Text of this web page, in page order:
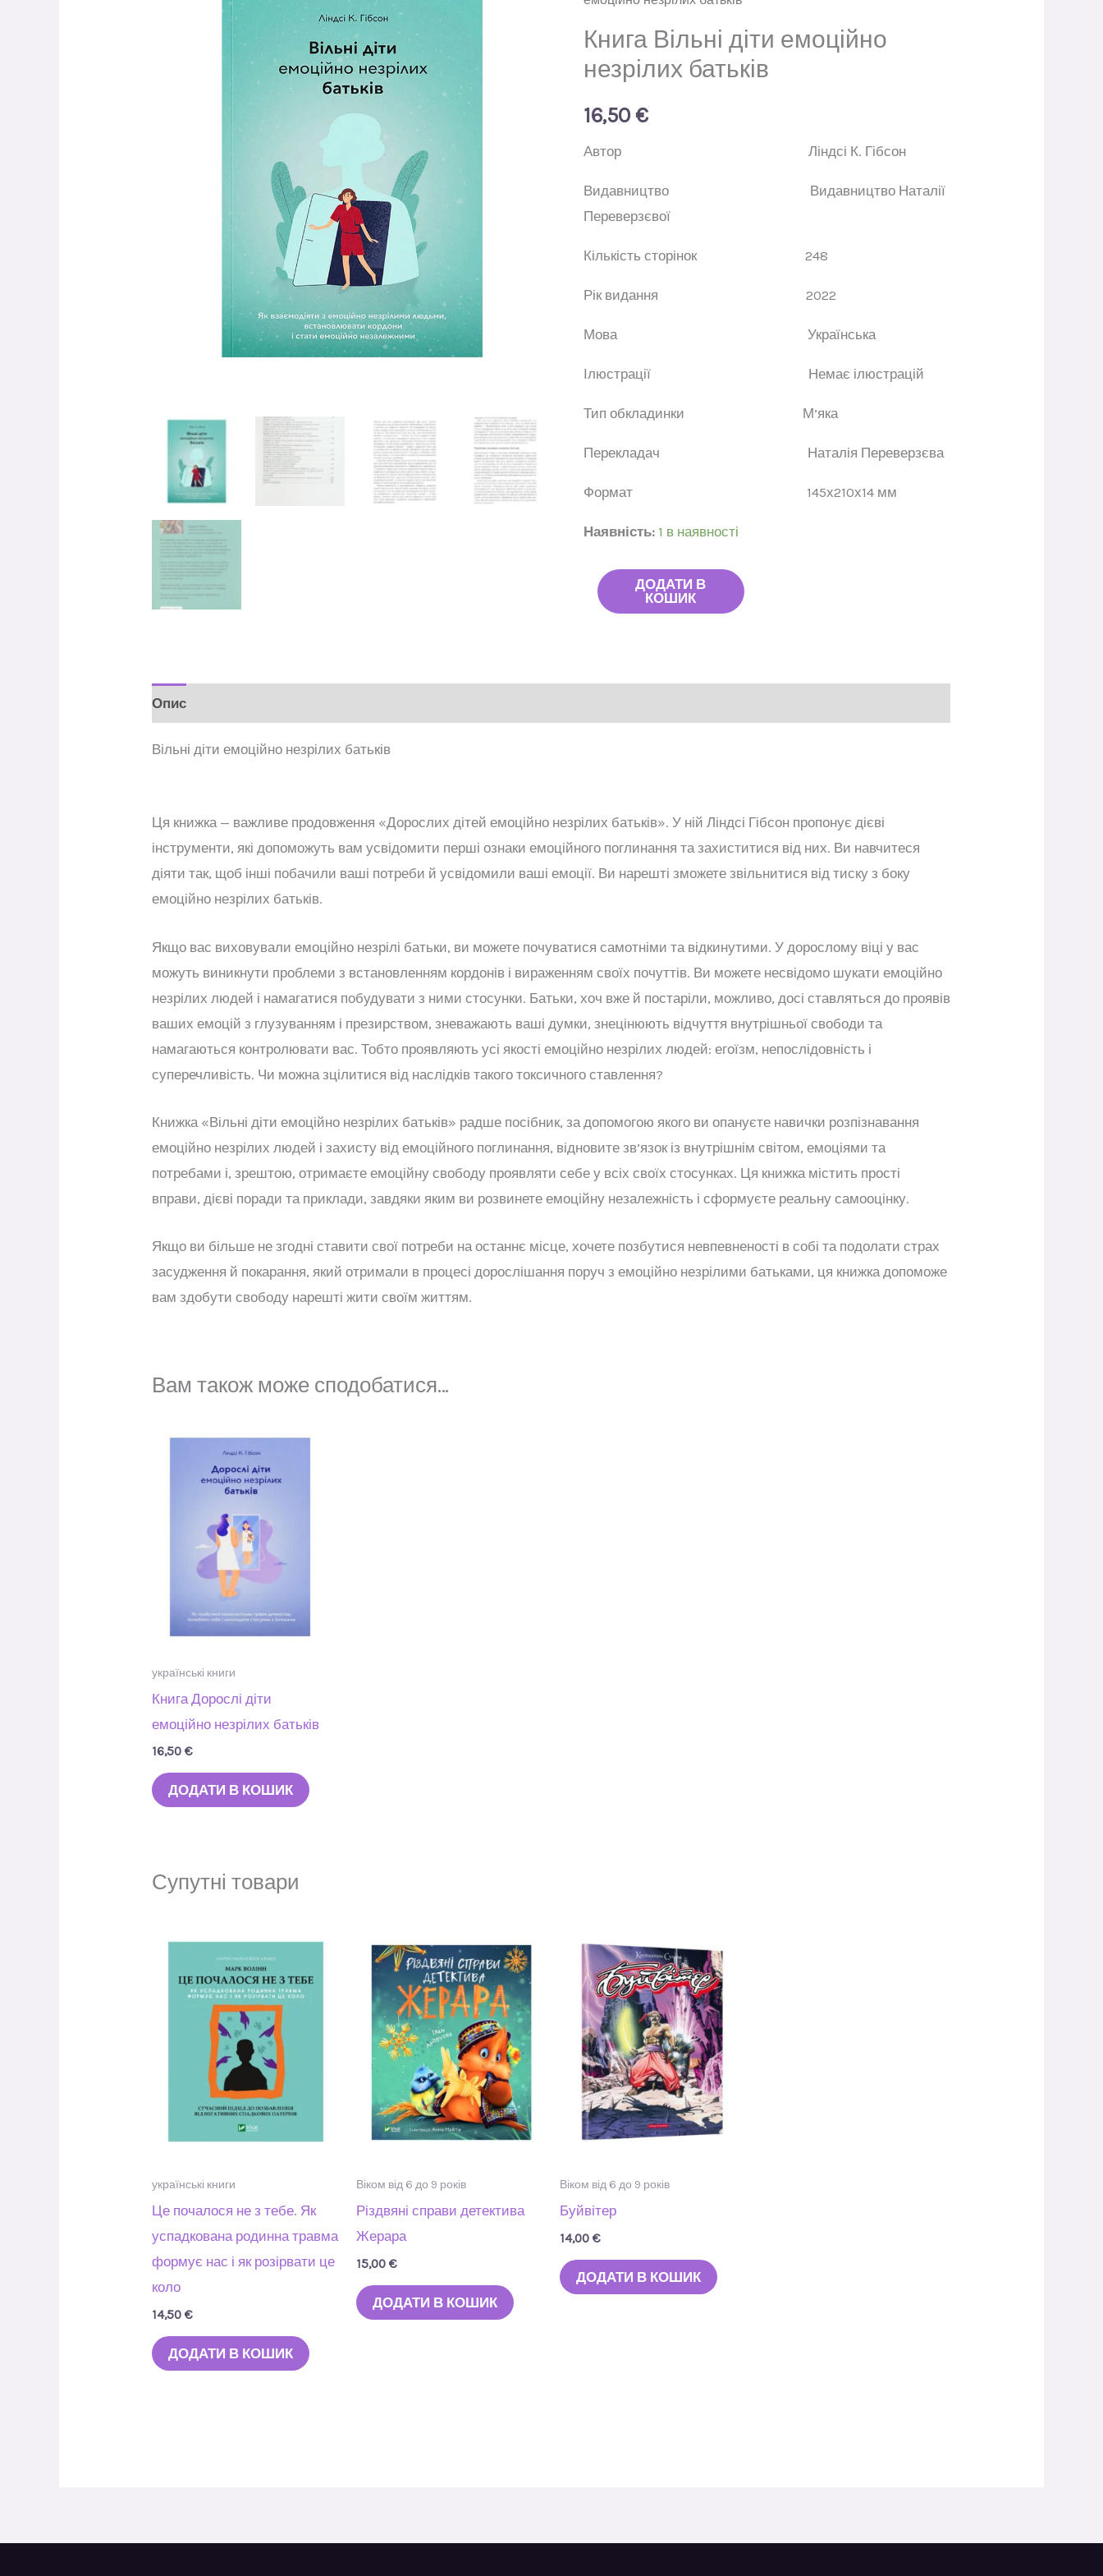
Книга Вільні діти емоційно
незрілих батьків
16,50 €
Автор Ліндсі К. Гібсон
Видавництво Видавництво Наталії
Переверзєвої
Кількість сторінок 248
Рік видання 2022
Мова Українська
Ілюстрації Немає ілюстрацій
Тип обкладинки М’яка
Перекладач Наталія Переверзєва
Формат 145х210х14 мм
Наявність: 1 в наявності
емоційно
батьків
кількість
ДОДАТИ В
КОШИК
Опис
Вільні діти емоційно незрілих батьків
Ця книжка — важливе продовження «Дорослих дітей емоційно незрілих батьків». У ній Ліндсі Гібсон пропонує дієві
інструменти, які допоможуть вам усвідомити перші ознаки емоційного поглинання та захиститися від них. Ви навчитеся
діяти так, щоб інші побачили ваші потреби й усвідомили ваші емоції. Ви нарешті зможете звільнитися від тиску з боку
емоційно незрілих батьків.
Якщо вас виховували емоційно незрілі батьки, ви можете почуватися самотніми та відкинутими. У дорослому віці у вас
можуть виникнути проблеми з встановленням кордонів і вираженням своїх почуттів. Ви можете несвідомо шукати емоційно
незрілих людей і намагатися побудувати з ними стосунки. Батьки, хоч вже й постаріли, можливо, досі ставляться до проявів
ваших емоцій з глузуванням і презирством, зневажають ваші думки, знецінюють відчуття внутрішньої свободи та
намагаються контролювати вас. Тобто проявляють усі якості емоційно незрілих людей: егоїзм, непослідовність і
суперечливість. Чи можна зцілитися від наслідків такого токсичного ставлення?
Книжка «Вільні діти емоційно незрілих батьків» радше посібник, за допомогою якого ви опануєте навички розпізнавання
емоційно незрілих людей і захисту від емоційного поглинання, відновите зв’язок із внутрішнім світом, емоціями та
потребами і, зрештою, отримаєте емоційну свободу проявляти себе у всіх своїх стосунках. Ця книжка містить прості
вправи, дієві поради та приклади, завдяки яким ви розвинете емоційну незалежність і сформуєте реальну самооцінку.
Якщо ви більше не згодні ставити свої потреби на останнє місце, хочете позбутися невпевненості в собі та подолати страх
засудження й покарання, який отримали в процесі дорослішання поруч з емоційно незрілими батьками, ця книжка допоможе
вам здобути свободу нарешті жити своїм життям.
Вам також може сподобатися…
українські книги
Книга Дорослі діти
емоційно незрілих батьків
16,50€
ДОДАТИ В КОШИК
Супутні товари
українські книги
Це почалося не з тебе. Як
успадкована родинна травма
формує нас і як розірвати це
коло
14,50€
ДОДАТИ В КОШИК
Віком від 6 до 9 років
Різдвяні справи детектива
Жерара
15,00 €
ДОДАТИ В КОШИК
Віком від 6 до 9 років
Буйвітер
14,00 €
ДОДАТИ В КОШИК